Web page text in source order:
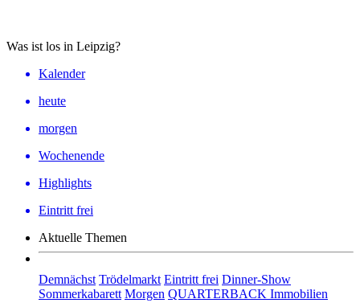
Was ist los in Leipzig?
Kalender
heute
morgen
Wochenende
Highlights
Eintritt frei
Aktuelle Themen
Demnächst Trödelmarkt Eintritt frei Dinner-Show
Sommerkabarett Morgen QUARTERBACK Immobilien